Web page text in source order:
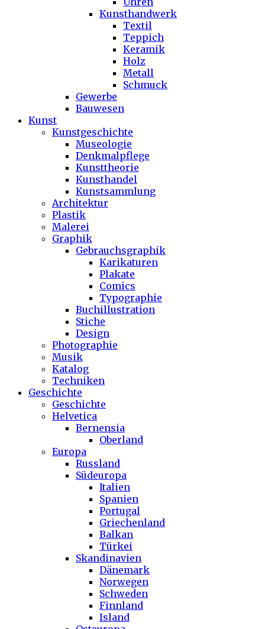
Kunsthandwerk
Textil
Teppich
Keramik
Holz
Metall
Schmuck
Gewerbe
Bauwesen
Kunst
Kunstgeschichte
Museologie
Denkmalpflege
Kunsttheorie
Kunsthandel
Kunstsammlung
Architektur
Plastik
Malerei
Graphik
Gebrauchsgraphik
Karikaturen
Plakate
Comics
Typographie
Buchillustration
Stiche
Design
Photographie
Musik
Katalog
Techniken
Geschichte
Geschichte
Helvetica
Bernensia
Oberland
Europa
Russland
Südeuropa
Italien
Spanien
Portugal
Griechenland
Balkan
Türkei
Skandinavien
Dänemark
Norwegen
Schweden
Finnland
Island